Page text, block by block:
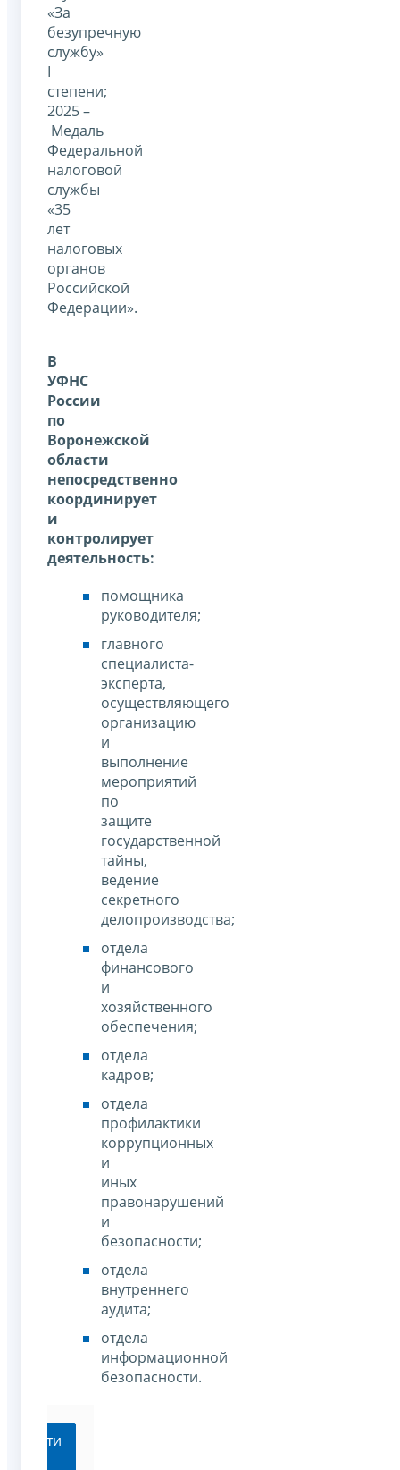
«За
безупречную
службу»
I
степени;
2025 –
Медаль
Федеральной
налоговой
службы
«35
лет
налоговых
органов
Российской
Федерации».
В
УФНС
России
по
Воронежской
области
непосредственно
координирует
и
контролирует
деятельность:
помощника
руководителя;
главного
специалиста-
эксперта,
осуществляющего
организацию
и
выполнение
мероприятий
по
защите
государственной
тайны,
ведение
секретного
делопроизводства;
отдела
финансового
и
хозяйственного
обеспечения;
отдела
кадров;
отдела
профилактики
коррупционных
и
иных
правонарушений
и
безопасности;
отдела
внутреннего
аудита;
отдела
информационной
безопасности.
Перейти